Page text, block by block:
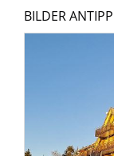
BILDER